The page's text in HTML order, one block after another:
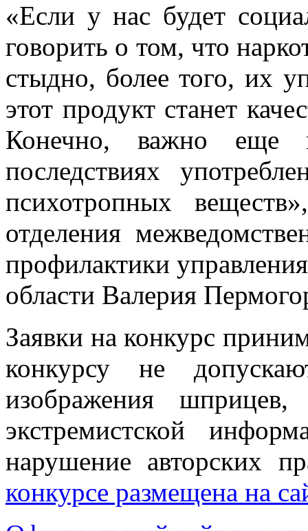
«Если у нас будет
говорить о том, что
стыдно, более того, их
этот продукт станет
Конечно, важно еще
последствиях
психотропных
отделения
профилактики
области Валерия
Заявки на конкурс
конкурсу не
изображения
экстремистской
нарушение авторских
конкурсе размещена на